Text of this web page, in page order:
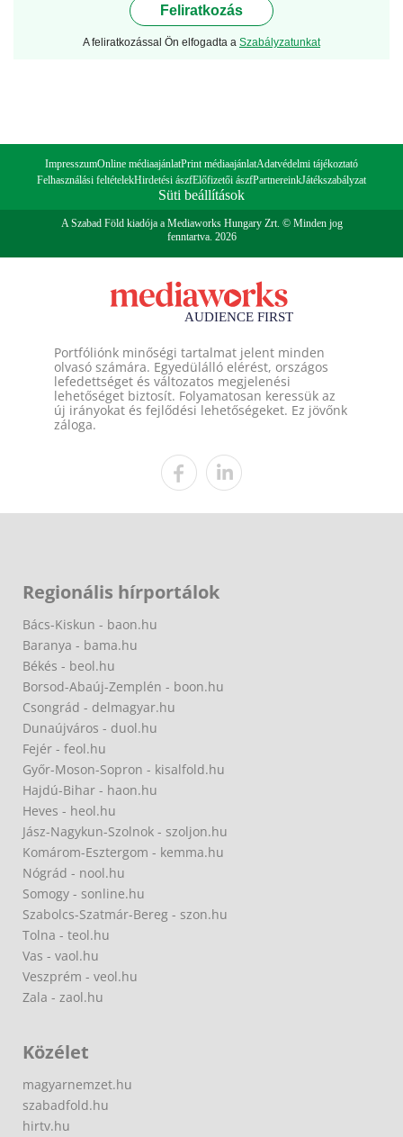
Feliratkozás
A feliratkozással Ön elfogadta a Szabályzatunkat
ImpresszumOnline médiaajánlatPrint médiaajánlatAdatvédelmi tájékoztató
Felhasználási feltételekHirdetési ászfElőfizetői ászfPartnereinkJátékszabályzat
Süti beállítások
A Szabad Föld kiadója a Mediaworks Hungary Zrt. © Minden jog
fenntartva. 2026
Portfóliónk minőségi tartalmat jelent minden
olvasó számára. Egyedülálló elérést, országos
lefedettséget és változatos megjelenési
lehetőséget biztosít. Folyamatosan keressük az
új irányokat és fejlődési lehetőségeket. Ez jövőnk
záloga.
Regionális hírportálok
Bács-Kiskun - baon.hu
Baranya - bama.hu
Békés - beol.hu
Borsod-Abaúj-Zemplén - boon.hu
Csongrád - delmagyar.hu
Dunaújváros - duol.hu
Fejér - feol.hu
Győr-Moson-Sopron - kisalfold.hu
Hajdú-Bihar - haon.hu
Heves - heol.hu
Jász-Nagykun-Szolnok - szoljon.hu
Komárom-Esztergom - kemma.hu
Nógrád - nool.hu
Somogy - sonline.hu
Szabolcs-Szatmár-Bereg - szon.hu
Tolna - teol.hu
Vas - vaol.hu
Veszprém - veol.hu
Zala - zaol.hu
Közélet
magyarnemzet.hu
szabadfold.hu
hirtv.hu